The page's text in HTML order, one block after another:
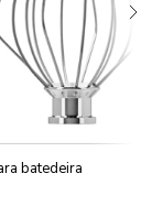
batedeira